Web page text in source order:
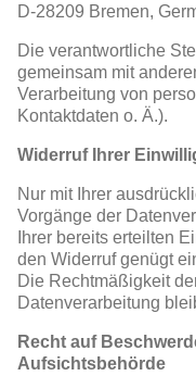
D-28209 Bremen,
Die verantwortliche
gemeinsam mit
Verarbeitung von
Kontaktdaten o. Ä.).
Widerruf Ihrer
Nur mit Ihrer
Vorgänge der
Ihrer bereits erteilten
den Widerruf genügt
Die Rechtmäßigkeit
Datenverarbeitung
Recht auf
Aufsichtsbehörde